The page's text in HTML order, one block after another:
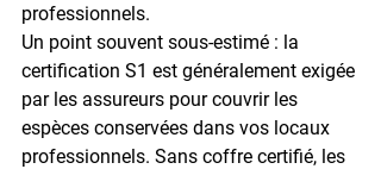
professionnels.
Un point souvent sous-estimé : la
certification S1 est généralement exigée
par les assureurs pour couvrir les
espèces conservées dans vos locaux
professionnels. Sans coffre certifié, les